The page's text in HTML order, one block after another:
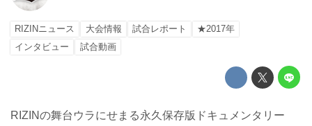
RIZINニュース 大会情報 試合レポート
★2017年
インタビュー
試合動画
RIZINの舞台ウラにせまる永久保存版ドキュメンタリー